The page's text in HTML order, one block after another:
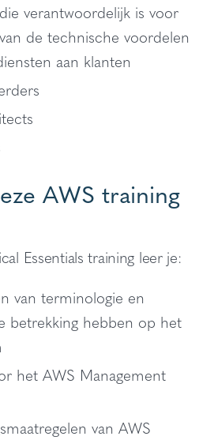
verantwoordelijk is voor
de technische voordelen
aan klanten
AWS training
Essentials training leer je:
van terminologie en
betrekking hebben op het
het AWS Management
van AWS